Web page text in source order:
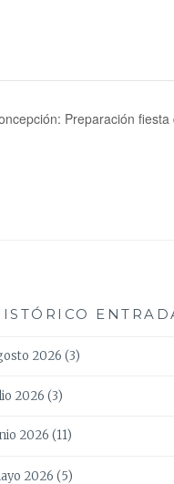
Preparación fiesta
2026 (3)
2026 (3)
2026 (11)
2026 (5)